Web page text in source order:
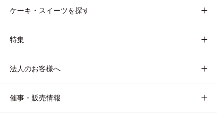
ケーキ・スイーツを探す
特集
法人のお客様へ
催事・販売情報